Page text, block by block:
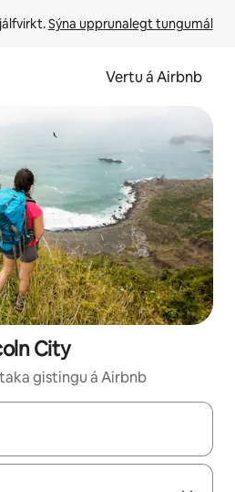
Sýna upprunalegt tungumál
Vertu á Airbnb
City
gistingu á Airbnb
fyrir skaltu nota upp og niður